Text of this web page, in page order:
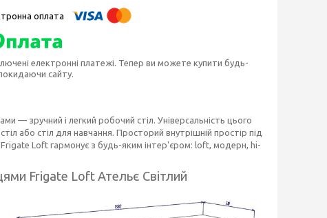
електронні платежі. Тепер ви можете купити будь-
сайту.
— зручний і легкий робочий стіл. Універсальність цього
або стіл для навчання. Просторий внутрішній простір під
Loft гармонує з будь-яким інтер'єром: loft, модерн, hi-
Frigate Loft Ательє Світлий